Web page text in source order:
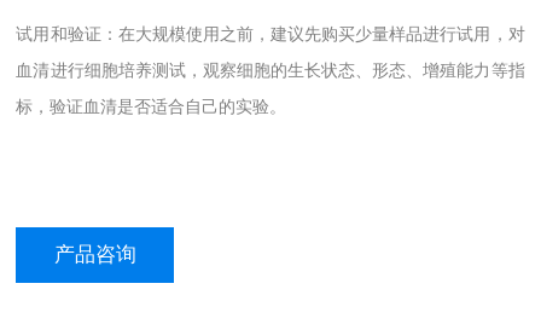
试用和验证：在大规模使用之前，建议先购买少量样品进行试用，对
血清进行细胞培养测试，观察细胞的生长状态、形态、增殖能力等指
标，验证血清是否适合自己的实验。
产品咨询